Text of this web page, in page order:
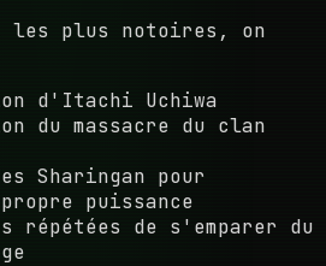
les plus notoires, on
d'Itachi Uchiwa
du massacre du clan
Sharingan pour
puissance
répétées de s'emparer du